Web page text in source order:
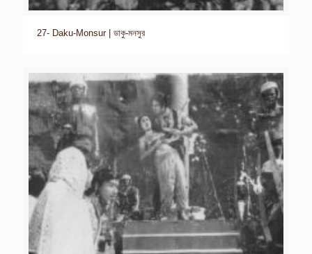
27- Daku-Monsur | ডাকু-মনসুর